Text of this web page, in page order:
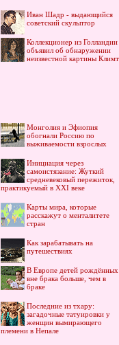
Иван Шадр - выдающийся
советский скульптор
Коллекционер из Голландии
объявил об обнаружении
неизвестной картины
Монголия и Эфиопия
обогнали Россию по
выживаемости взрослых
Инициация через
самоистязание: Жуткий
средневековый пережиток,
практикуемый в XXI веке
Карты мира, которые
расскажут о менталитете
стран
Как зарабатывать на
путешествиях
В Европе детей рождённых
вне брака больше, чем в
браке
Последние из тхару:
загадочные татуировки у
женщин вымирающего
племени в Непале